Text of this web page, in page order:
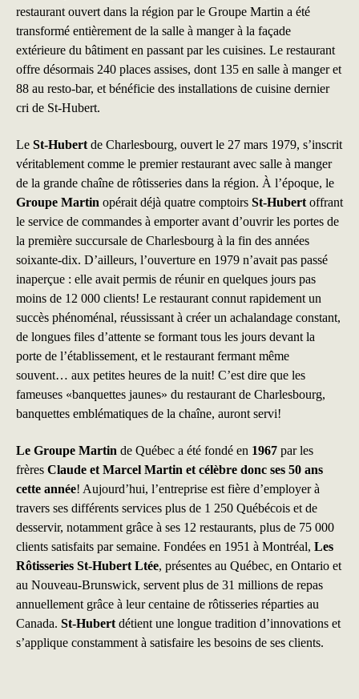
o
k
d
n
restaurant ouvert dans la région par le Groupe Martin a été
transformé entièrement de la salle à manger à la façade
extérieure du bâtiment en passant par les cuisines. Le restaurant
offre désormais 240 places assises, dont 135 en salle à manger et
88 au resto-bar, et bénéficie des installations de cuisine dernier
cri de St-Hubert.
Le St-Hubert de Charlesbourg, ouvert le 27 mars 1979, s’inscrit
véritablement comme le premier restaurant avec salle à manger
de la grande chaîne de rôtisseries dans la région. À l’époque, le
Groupe Martin opérait déjà quatre comptoirs St-Hubert offrant
le service de commandes à emporter avant d’ouvrir les portes de
la première succursale de Charlesbourg à la fin des années
soixante-dix. D’ailleurs, l’ouverture en 1979 n’avait pas passé
inaperçue : elle avait permis de réunir en quelques jours pas
moins de 12 000 clients! Le restaurant connut rapidement un
succès phénoménal, réussissant à créer un achalandage constant,
de longues files d’attente se formant tous les jours devant la
porte de l’établissement, et le restaurant fermant même
souvent… aux petites heures de la nuit! C’est dire que les
fameuses «banquettes jaunes» du restaurant de Charlesbourg,
banquettes emblématiques de la chaîne, auront servi!
Le Groupe Martin de Québec a été fondé en 1967 par les
frères Claude et Marcel Martin et célèbre donc ses 50 ans
cette année! Aujourd’hui, l’entreprise est fière d’employer à
travers ses différents services plus de 1 250 Québécois et de
desservir, notamment grâce à ses 12 restaurants, plus de 75 000
clients satisfaits par semaine. Fondées en 1951 à Montréal, Les
Rôtisseries St-Hubert Ltée, présentes au Québec, en Ontario et
au Nouveau-Brunswick, servent plus de 31 millions de repas
annuellement grâce à leur centaine de rôtisseries réparties au
Canada. St-Hubert détient une longue tradition d’innovations et
s’applique constamment à satisfaire les besoins de ses clients.